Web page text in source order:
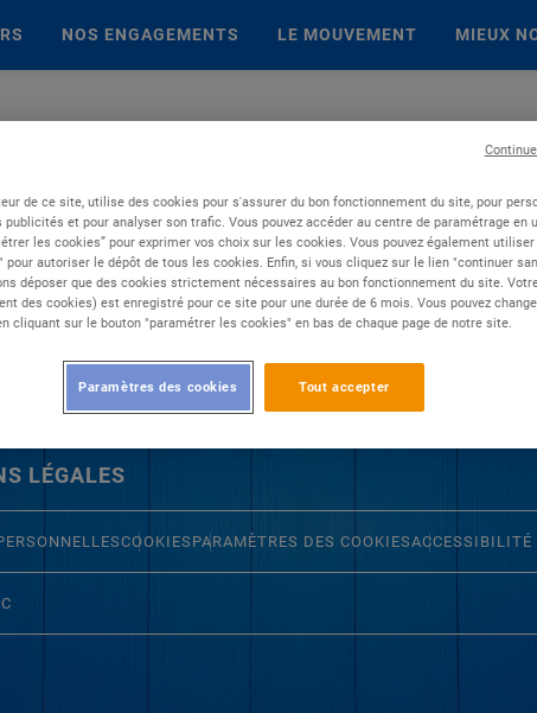
NOS ENGAGEMENTS LE MOUVEMENT MIEUX
LÉGALES
COOKIES PARAMÈTRES DES COOKIESACCESSIBILITÉ
de ce site, utilise des cookies pour s'assurer du bon fonctionnement du site, pour
publicités et pour analyser son trafic. Vous pouvez accéder au centre de paramétrage en
les cookies” pour exprimer vos choix sur les cookies. Vous pouvez également
pour autoriser le dépôt de tous les cookies. Enfin, si vous cliquez sur le lien "continuer
déposer que des cookies strictement nécessaires au bon fonctionnement du site.
des cookies) est enregistré pour ce site pour une durée de 6 mois. Vous pouvez
cliquant sur le bouton "paramétrer les cookies" en bas de chaque page de notre site.
Tout accepter
Paramètres des cookies